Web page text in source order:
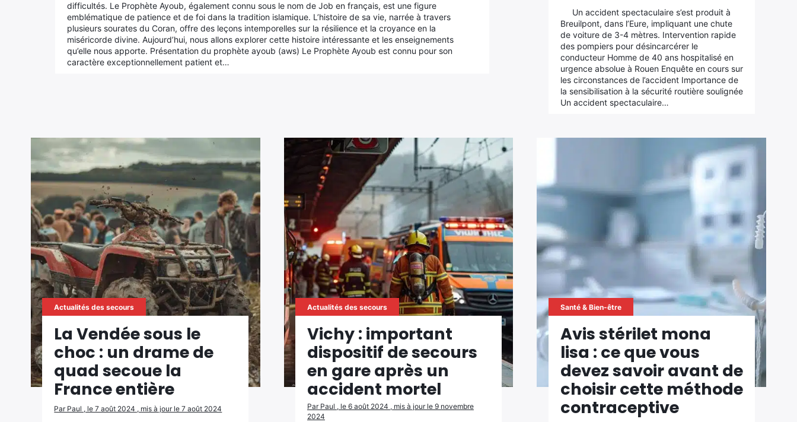
difficultés. Le Prophète Ayoub, également connu sous le nom de Job en français, est une figure
emblématique de patience et de foi dans la tradition islamique. L’histoire de sa vie, narrée à travers
plusieurs sourates du Coran, offre des leçons intemporelles sur la résilience et la croyance en la
miséricorde divine. Aujourd’hui, nous allons explorer cette histoire intéressante et les enseignements
qu’elle nous apporte. Présentation du prophète ayoub (aws) Le Prophète Ayoub est connu pour son
caractère exceptionnellement patient et…
Un accident spectaculaire s’est produit à
Breuilpont, dans l’Eure, impliquant une chute
de voiture de 3-4 mètres. Intervention rapide
des pompiers pour désincarcérer le
conducteur Homme de 40 ans hospitalisé en
urgence absolue à Rouen Enquête en cours sur
les circonstances de l’accident Importance de
la sensibilisation à la sécurité routière soulignée
Un accident spectaculaire…
Actualités des secours
La Vendée sous le
choc : un drame de
quad secoue la
France entière
Par Paul , le 7 août 2024 , mis à jour le 7 août 2024
Actualités des secours
Vichy : important
dispositif de secours
en gare après un
accident mortel
Par Paul , le 6 août 2024 , mis à jour le 9 novembre
2024
Santé & Bien-être
Avis stérilet mona
lisa : ce que vous
devez savoir avant de
choisir cette méthode
contraceptive